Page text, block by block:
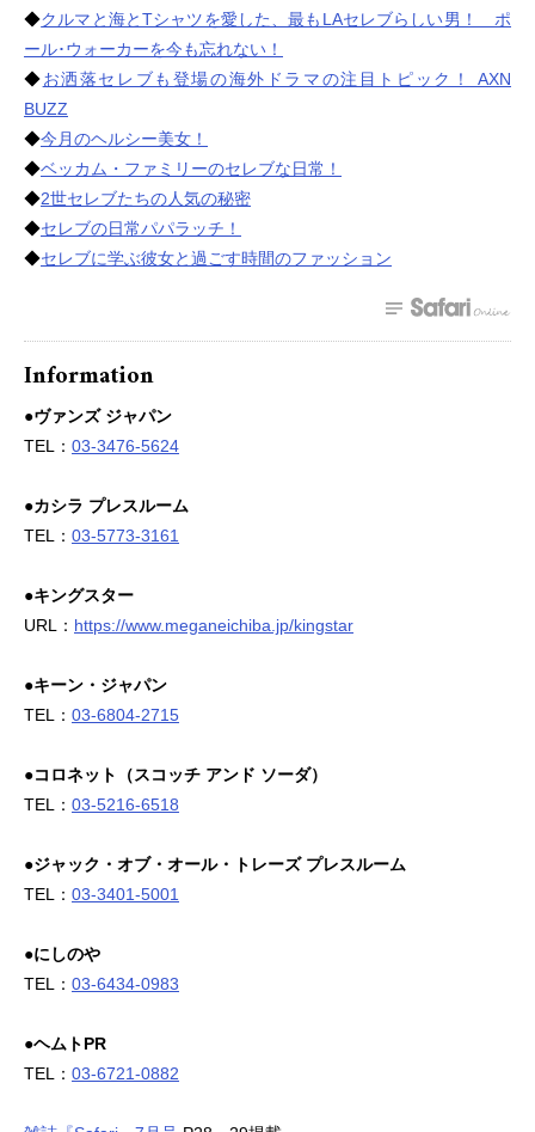
◆クルマと海とTシャツを愛した、最もLAセレブらしい男！ ポ
ール･ウォーカーを今も忘れない！
◆お洒落セレブも登場の海外ドラマの注目トピック！ AXN
BUZZ
◆今月のヘルシー美女！
◆ベッカム・ファミリーのセレブな日常！
◆2世セレブたちの人気の秘密
◆セレブの日常パパラッチ！
◆セレブに学ぶ彼女と過ごす時間のファッション
Information
●ヴァンズ ジャパン
TEL： 03-3476-5624
●カシラ プレスルーム
TEL： 03-5773-3161
●キングスター
URL： https://www.meganeichiba.jp/kingstar
●キーン・ジャパン
TEL： 03-6804-2715
●コロネット（スコッチ アンド ソーダ）
TEL： 03-5216-6518
●ジャック・オブ・オール・トレーズ プレスルーム
TEL： 03-3401-5001
●にしのや
TEL： 03-6434-0983
●ヘムトPR
TEL： 03-6721-0882